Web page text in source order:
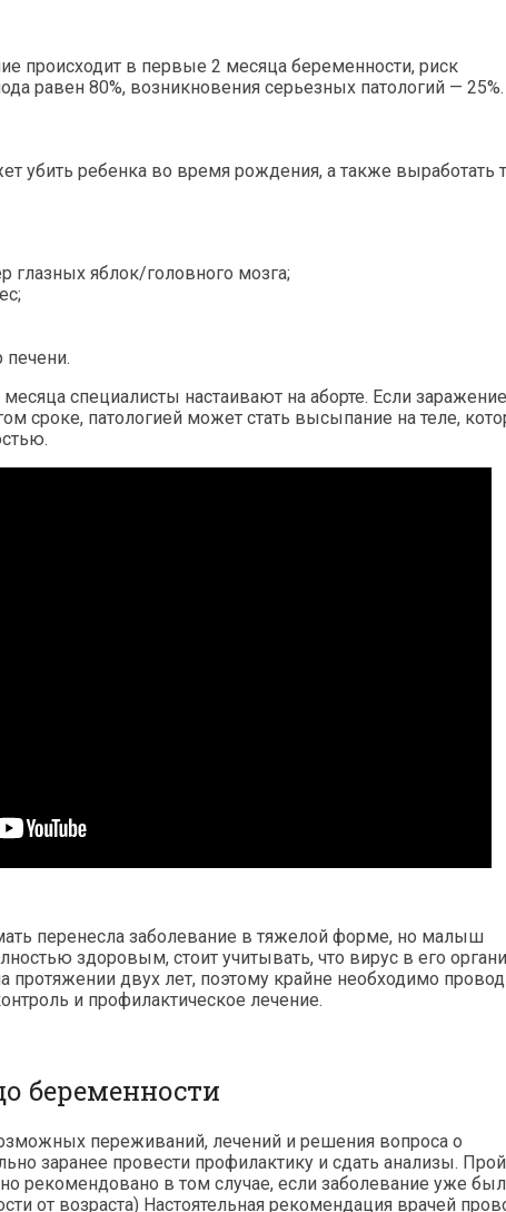
происходит в первые 2 месяца беременности, риск
равен 80%, возникновения серьезных патологий — 25%.
убить ребенка во время рождения, а также выработать
яблок/головного мозга;
специалисты настаивают на аборте. Если заражение
сроке, патологией может стать высыпание на теле,
перенесла заболевание в тяжелой форме, но малыш
здоровым, стоит учитывать, что вирус в его
протяжении двух лет, поэтому крайне необходимо
и профилактическое лечение.
беременности
переживаний, лечений и решения вопроса о
заранее провести профилактику и сдать анализы.
рекомендовано в том случае, если заболевание уже
от возраста) Настоятельная рекомендация врачей